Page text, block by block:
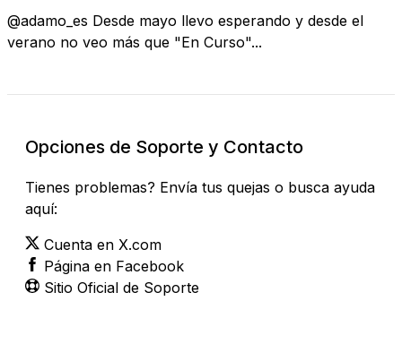
@adamo_es Desde mayo llevo esperando y desde el
verano no veo más que "En Curso"...
Opciones de Soporte y Contacto
Tienes problemas? Envía tus quejas o busca ayuda
aquí:
Cuenta en X.com
Página en Facebook
Sitio Oficial de Soporte